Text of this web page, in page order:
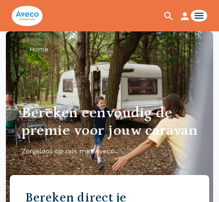
Home
Bereken eenvoudig de
premie voor jouw caravan
Zorgeloos op reis met Aveco
Bereken direct je